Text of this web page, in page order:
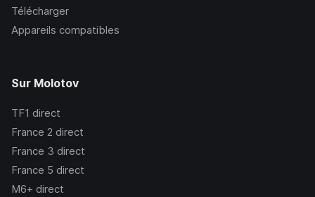
Télécharger
Appareils compatibles
Sur Molotov
TF1 direct
France 2 direct
France 3 direct
France 5 direct
M6+ direct